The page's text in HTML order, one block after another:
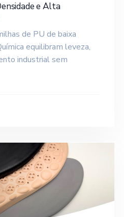
e Alta
de PU de baixa
equilibram leveza,
industrial sem